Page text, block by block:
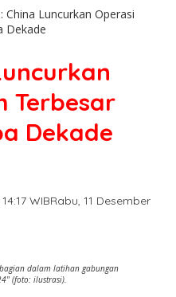
China Luncurkan Operasi
Dekade
Terbesar
Dekade
WIBRabu, 11 Desember
dalam latihan gabungan
(foto: ilustrasi).